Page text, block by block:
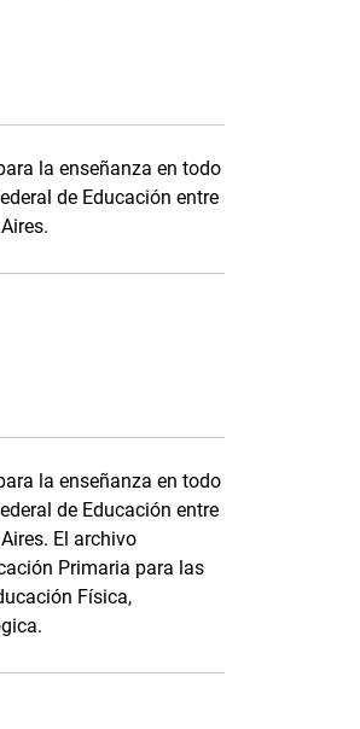
la enseñanza en todo
de Educación entre
la enseñanza en todo
de Educación entre
El archivo
Primaria para las
Física,